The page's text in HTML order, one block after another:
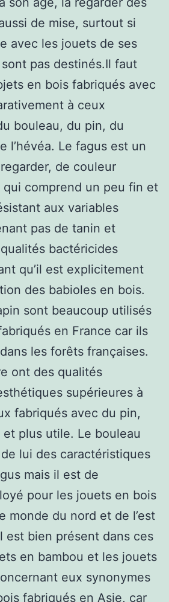
de mise, surtout si
avec les jouets de ses
pas destinés.Il faut
en bois fabriqués avec
à ceux
bouleau, du pin, du
l’hévéa. Le fagus est un
de couleur
comprend un peu fin et
aux variables
pas de tanin et
bactéricides
qu’il est explicitement
des babioles en bois.
sont beaucoup utilisés
en France car ils
les forêts françaises.
ont des qualités
supérieures à
fabriqués avec du pin,
plus utile. Le bouleau
lui des caractéristiques
mais il est de
pour les jouets en bois
monde du nord et de l’est
est bien présent dans ces
en bambou et les jouets
eux synonymes
fabriqués en Asie, car